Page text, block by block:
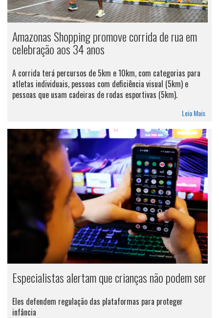
Amazonas Shopping promove corrida de rua em
celebração aos 34 anos
A corrida terá percursos de 5km e 10km, com categorias para
atletas individuais, pessoas com deficiência visual (5km) e
pessoas que usam cadeiras de rodas esportivas (5km).
Leia Mais
Especialistas alertam que crianças não podem ser
Eles defendem regulação das plataformas para proteger
infância